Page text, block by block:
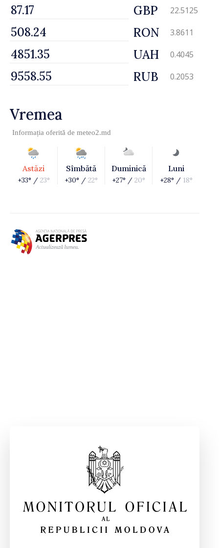
GBP 22.5125
RON 3.8611
UAH 0.4045
RUB 0.2053
Vremea
Informația oferită de meteo2.md
Astăzi
+33° / 23°
Sîmbătă
+30° / 22°
Duminică
+27° / 20°
Luni
+28° / 18°